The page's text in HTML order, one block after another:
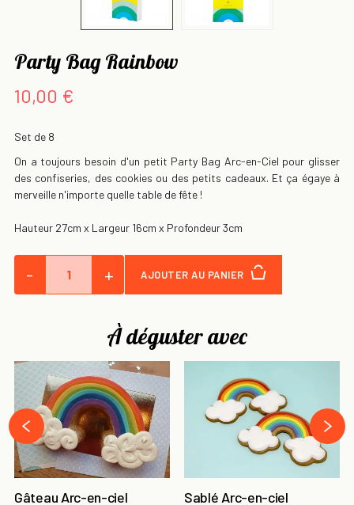
Party Bag Rainbow
10,00 €
Set de 8
On a toujours besoin d'un petit Party Bag Arc-en-Ciel pour glisser
des confiseries, des cookies ou des petits cadeaux. Et ça égaye à
merveille n'importe quelle table de fête !
Hauteur 27cm x Largeur 16cm x Profondeur 3cm
- + AJOUTER AU PANIER
À déguster avec
Gâteau Arc-en-ciel Sablé Arc-en-ciel
‹
›